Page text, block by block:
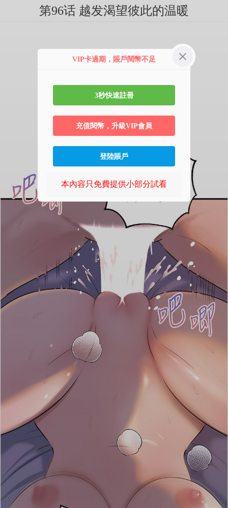
第96话 越发渴望彼此的温暖
VIP卡過期，賬戶閱幣不足
3秒快速註冊
充值閱幣，升級VIP會員
登陸賬戶
本內容只免費提供小部分試看